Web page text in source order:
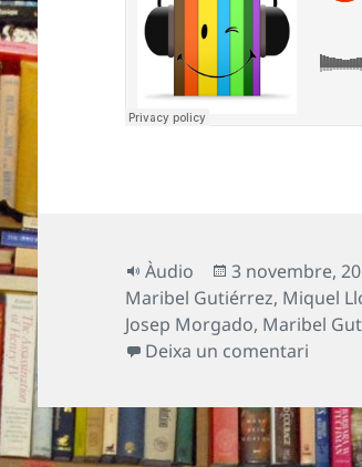
Format
Àudio
Publicat
el
3 novembre,
Maribel Gutiérrez, Miquel
Josep Morgado, Maribel
Deixa un comentari